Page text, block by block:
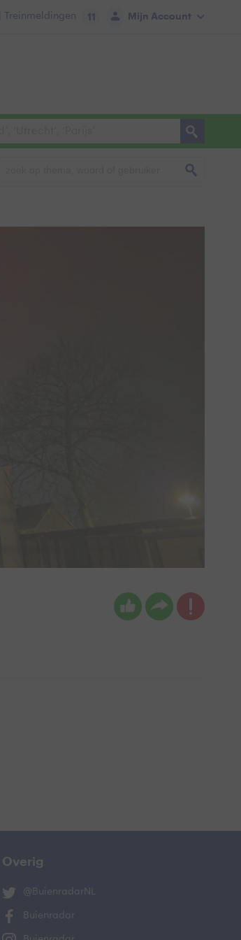
Mijn Account
| Treinmeldingen 11
Overig
@BuienradarNL
Buienradar